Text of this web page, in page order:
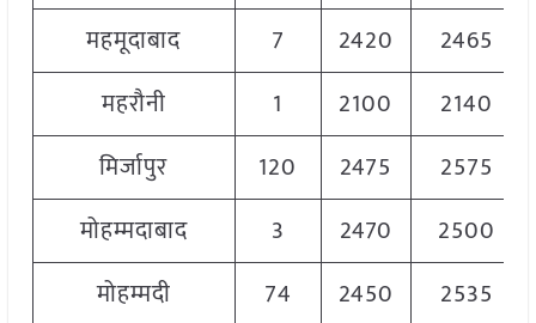
महमूदाबाद
7 2420
2465
महरौनी
1 2100
2140
मिर्जापुर
120 2475
2575
मोहम्मदाबाद
3 2470
2500
मोहम्मदी
74 2450
2535